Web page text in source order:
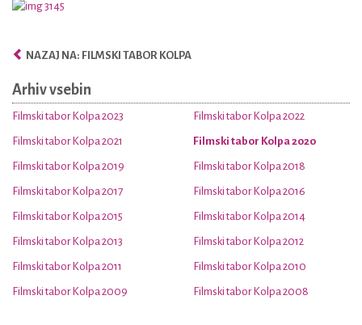
NAZAJ NA: FILMSKI TABOR KOLPA
Arhiv vsebin
Filmski tabor Kolpa 2023 Filmski tabor Kolpa 2022
Filmski tabor Kolpa 2021 Filmski tabor Kolpa 2020
Filmski tabor Kolpa 2019 Filmski tabor Kolpa 2018
Filmski tabor Kolpa 2017 Filmski tabor Kolpa 2016
Filmski tabor Kolpa 2015 Filmski tabor Kolpa 2014
Filmski tabor Kolpa 2013 Filmski tabor Kolpa 2012
Filmski tabor Kolpa 2011 Filmski tabor Kolpa 2010
Filmski tabor Kolpa 2009 Filmski tabor Kolpa 2008